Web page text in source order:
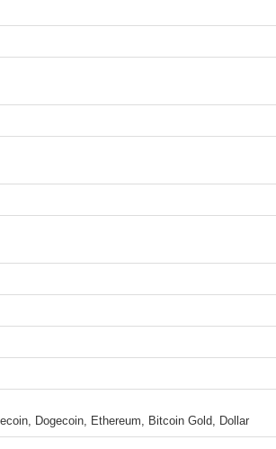
Dogecoin, Ethereum, Bitcoin Gold, Dollar